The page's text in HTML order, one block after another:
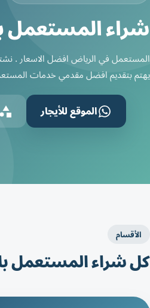
شراء المستعمل
المستعمل في الرياض افضل الاسعار .
يهتم بتقديم افضل مقدمي خدمات
الموقع للأيجار
الأقسام
كل شراء المستعمل